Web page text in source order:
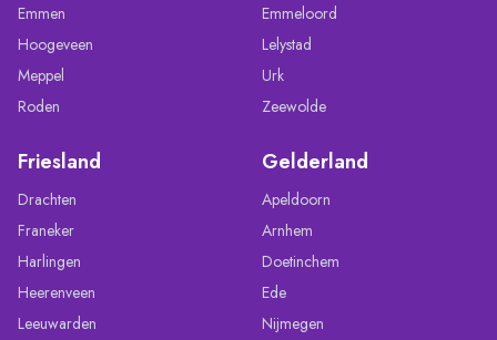
Emmen
Hoogeveen
Meppel
Roden
Emmeloord
Lelystad
Urk
Zeewolde
Friesland
Drachten
Franeker
Harlingen
Heerenveen
Leeuwarden
Gelderland
Apeldoorn
Arnhem
Doetinchem
Ede
Nijmegen